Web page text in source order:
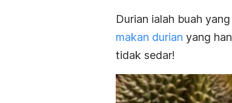
Durian ialah buah
makan durian yang
tidak sedar!